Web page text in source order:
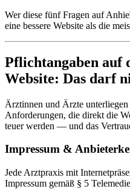
Wer diese fünf Fragen auf
eine bessere Website als die
Pflichtangaben auf
Website: Das darf
Ärztinnen und Ärzte unterliegen
Anforderungen, die direkt die
teuer werden — und das
Impressum &
Jede Arztpraxis mit
Impressum gemäß § 5